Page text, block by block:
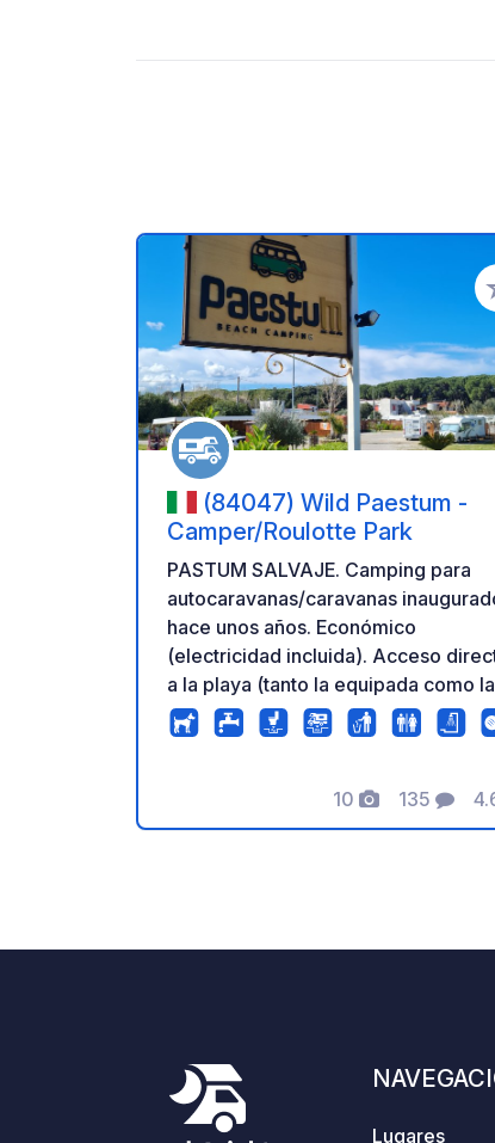
(84047) Wild Paestum -
Camper/Roulotte Park
PASTUM SALVAJE. Camping para
autocaravanas/caravanas
hace unos años. Económico
(electricidad incluida). Acceso
a la playa (tanto la equipada como la
pública). A 2 km del yacimiento
arqueológico (carril bici y acera).
quiosco en el interior. Propietarios
amables y atentos. Habla
10
Fotos
135
Lugares